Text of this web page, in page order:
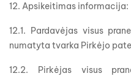
12. Apsikeitimas informacija:
12.1. Pardavėjas visus
numatyta tvarka Pirkėjo
12.2. Pirkėjas visus